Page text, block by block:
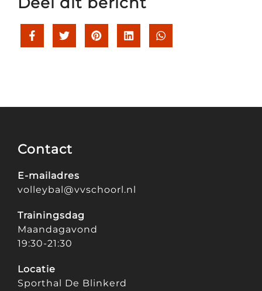
Contact
E-mailadres
volleybal@vvschoorl.nl
Trainingsdag
Maandagavond
19:30-21:30
Locatie
Sporthal De Blinkerd